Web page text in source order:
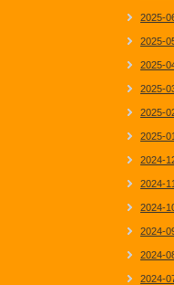
2025-
2025-
2025-
2025-
2025-
2025-
2024-
2024-
2024-
2024-
2024-
2024-